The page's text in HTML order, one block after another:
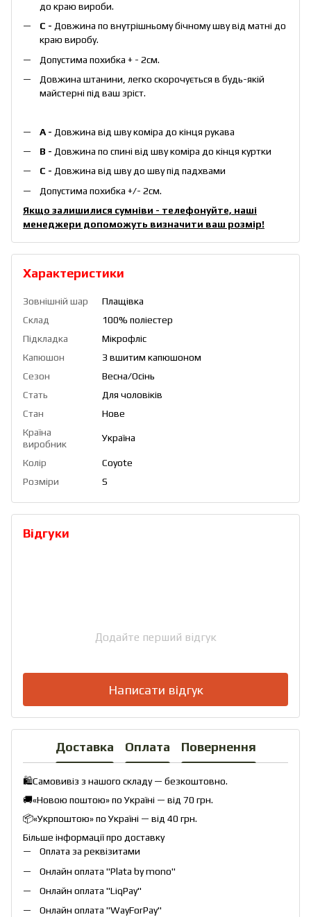
до краю вироби.
С - Довжина по внутрішньому бічному шву від матні до
краю виробу.
Допустима похибка + - 2см.
Довжина штанини, легко скорочується в будь-якій
майстерні під ваш зріст.
А - Довжина від шву коміра до кінця рукава
В - Довжина по спині від шву коміра до кінця куртки
С - Довжина від шву до шву під падхвами
Допустима похибка +/- 2см.
Якщо залишилися сумніви - телефонуйте, наші
менеджери допоможуть визначити ваш розмір!
Характеристики
Зовнішній шар
Плащівка
Склад
100% поліестер
Підкладка
Мікрофліс
Капюшон
З вшитим капюшоном
Сезон
Весна/Осінь
Стать
Для чоловіків
Стан
Нове
Країна
виробник
Україна
Колір
Coyote
Розміри
S
Відгуки
Додайте перший відгук
Написати відгук
Доставка Оплата Повернення
🛍️Самовивіз з нашого складу — безкоштовно.
🚚«Новою поштою» по Україні — від 70 грн.
📦«Укрпоштою» по Україні — від 40 грн.
Більше інформації про доставку
Оплата за реквізитами
Онлайн оплата "Plata by mono"
Онлайн оплата "LiqPay"
Онлайн оплата "WayForPay"